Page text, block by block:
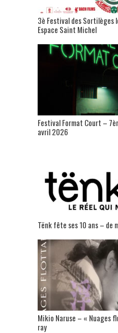
3è Festival des Sortilèges
Espace Saint Michel
Festival Format Court –
avril 2026
Tënk fête ses 10 ans – de
Mikio Naruse – « Nuages
ray